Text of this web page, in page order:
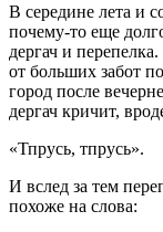
В середине лета и
почему-то еще
дергач и
от больших забот
город после
дергач кричит,
«Тпрусь, тпрусь».
И вслед за тем
похоже на слова: